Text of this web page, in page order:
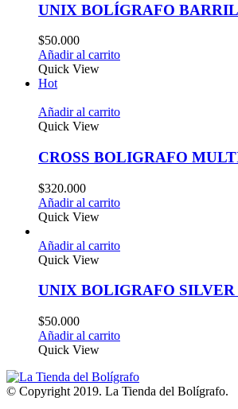
UNIX BOLÍGRAFO
$50.000
Añadir al carrito
Quick View
Hot
Añadir al carrito
Quick View
CROSS BOLIGRAFO
$320.000
Añadir al carrito
Quick View
Añadir al carrito
Quick View
UNIX BOLIGRAFO SILVER
$50.000
Añadir al carrito
Quick View
© Copyright 2019. La Tienda del Bolígrafo.